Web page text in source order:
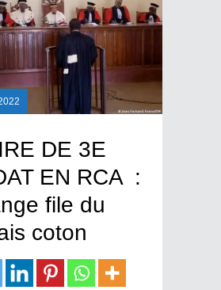
DE 3E
EN RCA :
file du
coton